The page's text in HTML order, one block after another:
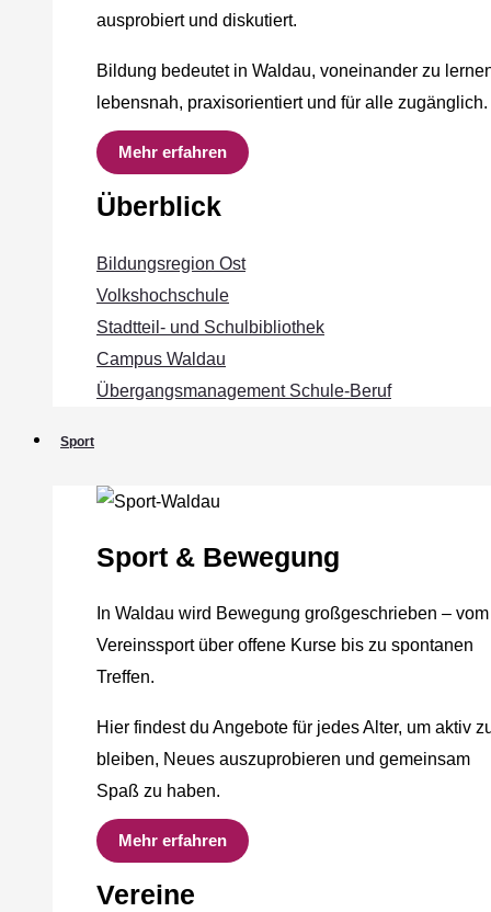
ausprobiert und diskutiert.
Bildung bedeutet in Waldau, voneinander zu
lebensnah, praxisorientiert und für alle zugänglich.
Mehr erfahren
Überblick
Bildungsregion Ost
Volkshochschule
Stadtteil- und Schulbibliothek
Campus Waldau
Übergangsmanagement Schule‐Beruf
Sport
Sport & Bewegung
In Waldau wird Bewegung großgeschrieben – vom
Vereinssport über offene Kurse bis zu spontanen
Treffen.
Hier findest du Angebote für jedes Alter, um aktiv
bleiben, Neues auszuprobieren und gemeinsam
Spaß zu haben.
Mehr erfahren
Vereine